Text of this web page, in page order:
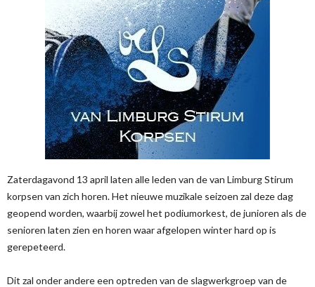
Zaterdagavond 13 april laten alle leden van de van Limburg Stirum
korpsen van zich horen. Het nieuwe muzikale seizoen zal deze dag
geopend worden, waarbij zowel het podiumorkest, de junioren als de
senioren laten zien en horen waar afgelopen winter hard op is
gerepeteerd.
Dit zal onder andere een optreden van de slagwerkgroep van de